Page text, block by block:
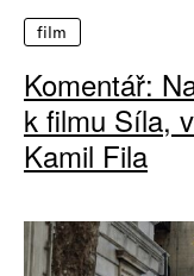
film
Komentář:
k filmu Síla,
Kamil Fila